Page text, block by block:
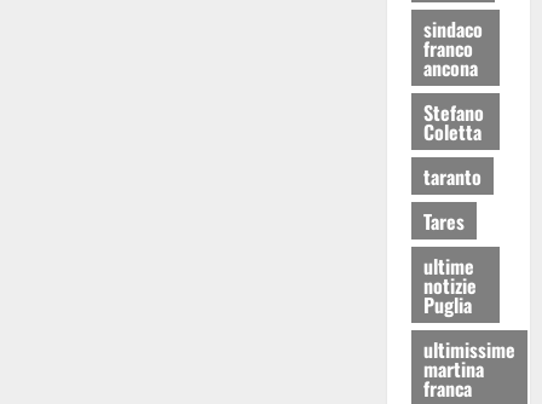
sindaco
franco
ancona
Stefano
Coletta
taranto
Tares
ultime
notizie
Puglia
ultimissime
martina
franca